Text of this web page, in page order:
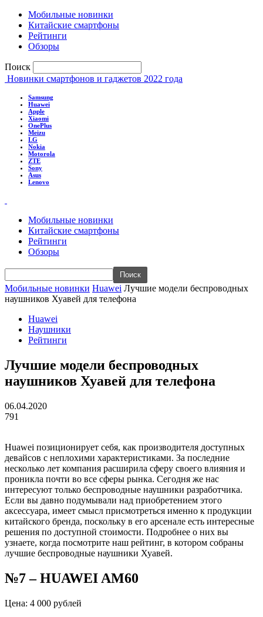
Мобильные новинки
Китайские смартфоны
Рейтинги
Обзоры
Поиск
Новинки смартфонов и гаджетов 2022 года
Samsung
Huawei
Apple
Xiaomi
OnePlus
Meizu
LG
Nokia
Motorola
ZTE
Sony
Asus
Lenovo
Мобильные новинки
Китайские смартфоны
Рейтинги
Обзоры
Мобильные новинки Huawei Лучшие модели беспроводных
наушников Хуавей для телефона
Huawei
Наушники
Рейтинги
Лучшие модели беспроводных
наушников Хуавей для телефона
06.04.2020
791
Huawei позиционирует себя, как производителя доступных
девайсов с неплохими характеристиками. За последние
несколько лет компания расширила сферу своего влияния и
проникла почти во все сферы рынка. Сегодня же нас
интересуют только беспроводные наушники разработчика.
Если вы давно подумывали над приобретением этого
аксессуара, имеет смысл присмотреться именно к продукции
китайского бренда, поскольку в его арсенале есть интересные
решения по доступной стоимости. Подробнее о них вы
узнаете, когда посмотрите наш рейтинг, в котором собраны
лучшие беспроводные наушники Хуавей.
№7–HUAWEI AM60
Цена: 4 000 рублей